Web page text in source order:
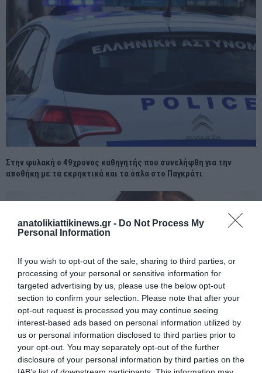
anatolikiattikinews.gr - Do Not Process My
Personal Information
If you wish to opt-out of the sale, sharing to third parties, or
processing of your personal or sensitive information for
targeted advertising by us, please use the below opt-out
section to confirm your selection. Please note that after your
opt-out request is processed you may continue seeing
interest-based ads based on personal information utilized by
us or personal information disclosed to third parties prior to
your opt-out. You may separately opt-out of the further
disclosure of your personal information by third parties on the
Στην φυλακή ο 49χρονος καθηγητής που συνελήφθη για την
αποθήκη με τα εκρηκτικά και τα όπλα στο Παγκράτι